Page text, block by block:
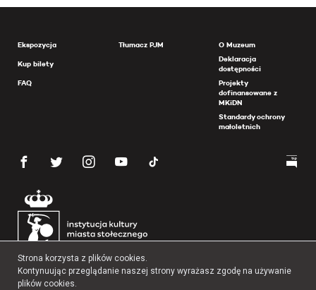
Ekspozycja
Kup bilety
FAQ
Tłumacz PJM
O Muzeum
Deklaracja
dostępności
Projekty
dofinansowane z
MKiDN
Standardy ochrony
małoletnich
Strona korzysta z plików cookies.
Kontynuując przeglądanie naszej strony wyrażasz zgodę na używanie
plików cookies.